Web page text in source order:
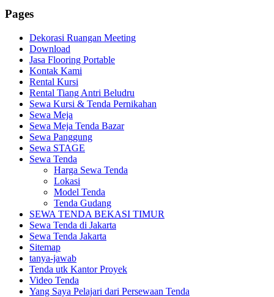
Pages
Dekorasi Ruangan Meeting
Download
Jasa Flooring Portable
Kontak Kami
Rental Kursi
Rental Tiang Antri Beludru
Sewa Kursi & Tenda Pernikahan
Sewa Meja
Sewa Meja Tenda Bazar
Sewa Panggung
Sewa STAGE
Sewa Tenda
Harga Sewa Tenda
Lokasi
Model Tenda
Tenda Gudang
SEWA TENDA BEKASI TIMUR
Sewa Tenda di Jakarta
Sewa Tenda Jakarta
Sitemap
tanya-jawab
Tenda utk Kantor Proyek
Video Tenda
Yang Saya Pelajari dari Persewaan Tenda